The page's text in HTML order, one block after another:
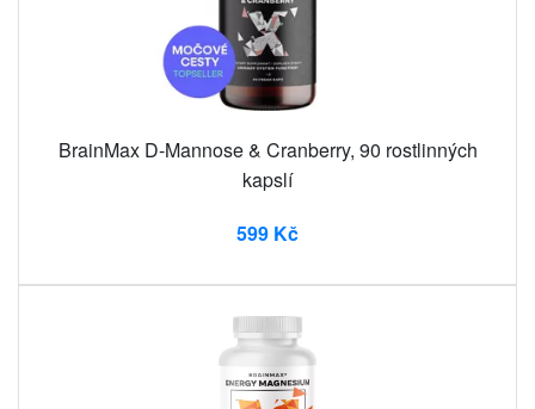
BrainMax D-Mannose & Cranberry, 90 rostlinných
kapslí
599 Kč